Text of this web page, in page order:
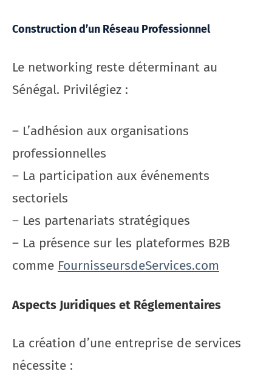
Construction d’un Réseau Professionnel
Le networking reste déterminant au
Sénégal. Privilégiez :
– L’adhésion aux organisations
professionnelles
– La participation aux événements
sectoriels
– Les partenariats stratégiques
– La présence sur les plateformes B2B
comme FournisseursdeServices.com
Aspects Juridiques et Réglementaires
La création d’une entreprise de services
nécessite :